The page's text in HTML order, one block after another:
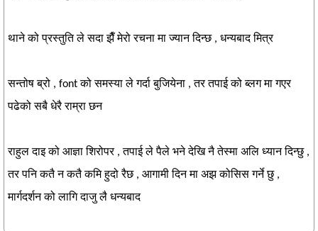
थाने को प्रस्तुति ले सदा झैँ मेरो रचना मा ज्यान दिन्छ , धन्यबाद मित्र
सन्तोष ब्रो , font को समस्या ले गर्दा बुजियेना , तर तपाई को ब्लग मा गएर
पढेको सबै धेरै राम्रा छन
राहुल दाइ को आज्ञा शिरोपर , तपाई ले पैले भने देखि नै तेस्मा अलि ध्यान दिन्छु ,
तर पनि कतै न कतै कमि हुदो रैछ , आगामी दिन मा अझ कोसिस गर्ने छु ,
मार्गदर्शन को लागि दाजु लै धन्यबाद